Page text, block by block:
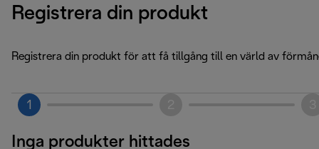
Registrera din produkt
Registrera din produkt för att få tillgång till en värld av
1
Inga produkter hittades